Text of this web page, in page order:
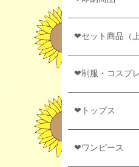
❤セット商品（
❤制服・コスプレ
❤トップス
❤ワンピース